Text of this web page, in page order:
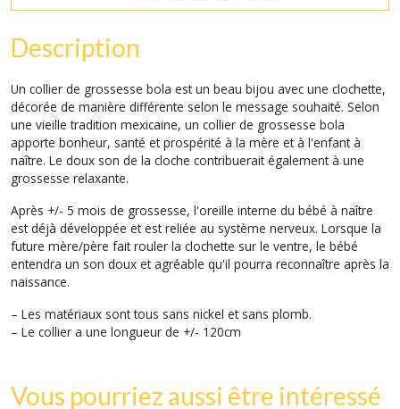
Description
Un collier de grossesse bola est un beau bijou avec une clochette,
décorée de manière différente selon le message souhaité. Selon
une vieille tradition mexicaine, un collier de grossesse bola
apporte bonheur, santé et prospérité à la mère et à l'enfant à
naître. Le doux son de la cloche contribuerait également à une
grossesse relaxante.
Après +/- 5 mois de grossesse, l'oreille interne du bébé à naître
est déjà développée et est reliée au système nerveux. Lorsque la
future mère/père fait rouler la clochette sur le ventre, le bébé
entendra un son doux et agréable qu'il pourra reconnaître après la
naissance.
– Les matériaux sont tous sans nickel et sans plomb.
– Le collier a une longueur de +/- 120cm
Vous pourriez aussi être intéressé